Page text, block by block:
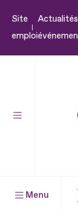
Aller
Site
emploi
Menu